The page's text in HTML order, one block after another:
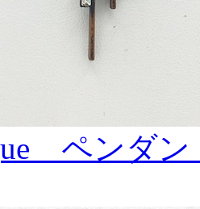
ペンダン